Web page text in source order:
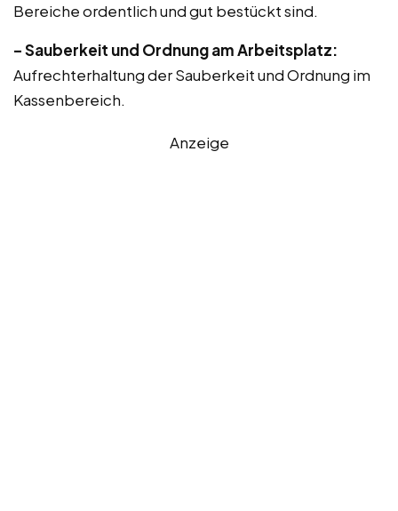
Bereiche ordentlich und gut bestückt sind.
– Sauberkeit und Ordnung am Arbeitsplatz:
Aufrechterhaltung der Sauberkeit und Ordnung im
Kassenbereich.
Anzeige